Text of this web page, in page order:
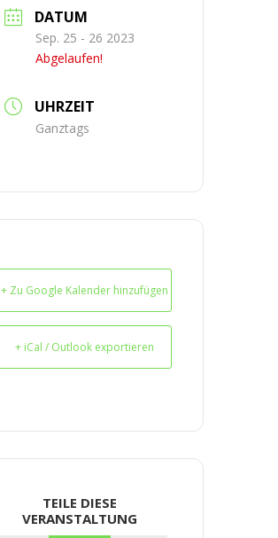
DATUM
Sep. 25 - 26 2023
Abgelaufen!
UHRZEIT
Ganztags
+ Zu Google Kalender hinzufügen
+ iCal / Outlook exportieren
TEILE DIESE
VERANSTALTUNG